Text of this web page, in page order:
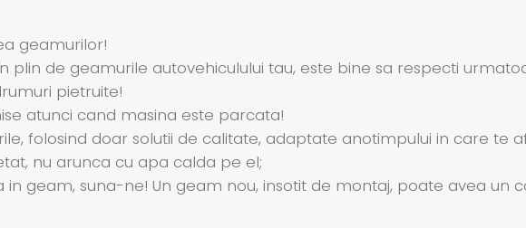
geamurilor!
plin de geamurile autovehiculului tau, este bine sa respecti
pietruite!
atunci cand masina este parcata!
folosind doar solutii de calitate, adaptate anotimpului in care te
nu arunca cu apa calda pe el;
geam, suna-ne! Un geam nou, insotit de montaj, poate avea un